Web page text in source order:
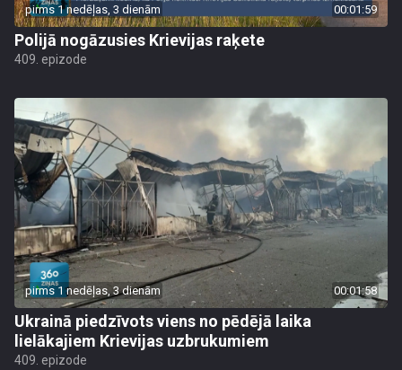
pirms 1 nedēļas, 3 dienām 00:01:59
Polijā nogāzusies Krievijas raķete
409. epizode
pirms 1 nedēļas, 3 dienām 00:01:58
Ukrainā piedzīvots viens no pēdējā laika
lielākajiem Krievijas uzbrukumiem
409. epizode